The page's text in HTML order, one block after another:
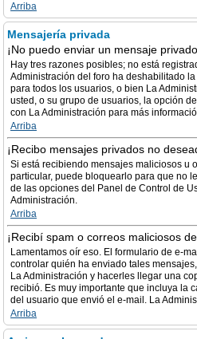
Arriba
Mensajería privada
¡No puedo enviar un mensaje
Hay tres razones posibles; no está
Administración del foro ha deshabilitado
para todos los usuarios, o bien La
usted, o su grupo de usuarios, la opción
con La Administración para más
Arriba
¡Recibo mensajes privados no
Si está recibiendo mensajes maliciosos u
particular, puede bloquearlo para que no
de las opciones del Panel de Control de
Administración.
Arriba
¡Recibí spam o correos maliciosos
Lamentamos oír eso. El formulario de e-
controlar quién ha enviado tales
La Administración y hacerles llegar una
recibió. Es muy importante que incluya la
del usuario que envió el e-mail. La
Arriba